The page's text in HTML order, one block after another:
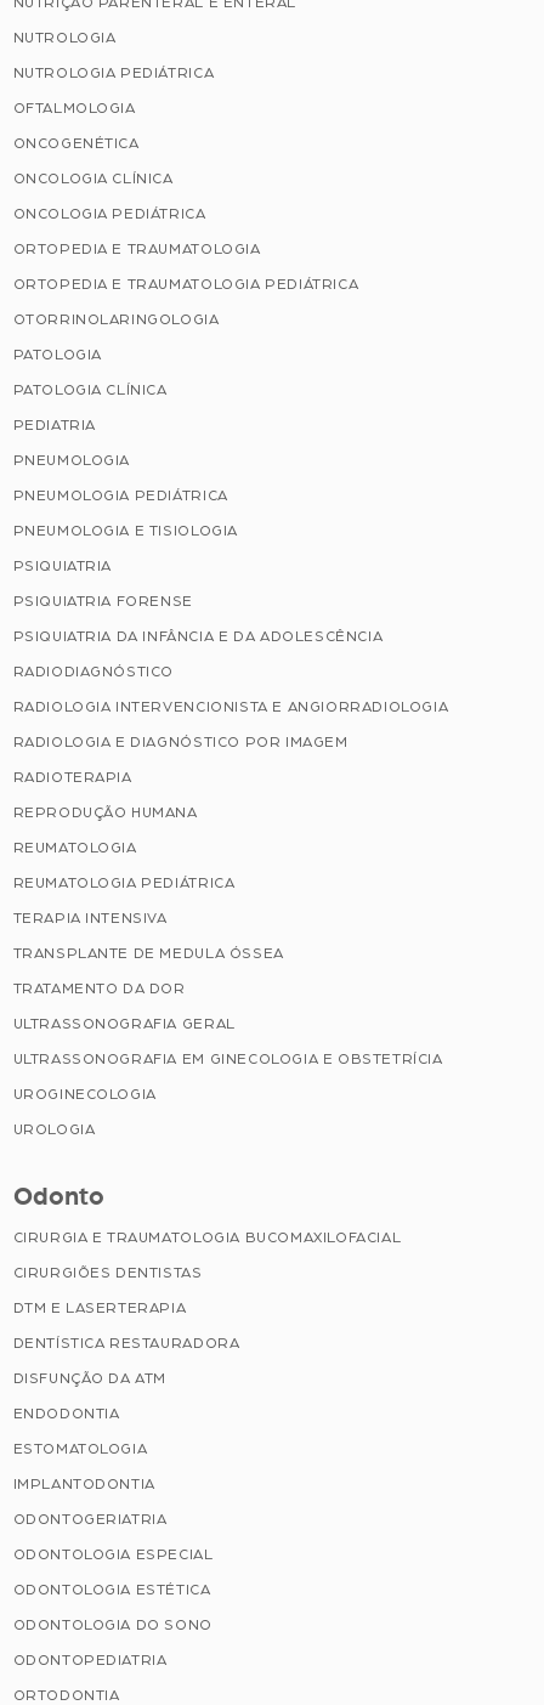
NUTROLOGIA
NUTROLOGIA PEDIÁTRICA
OFTALMOLOGIA
ONCOGENÉTICA
ONCOLOGIA CLÍNICA
ONCOLOGIA PEDIÁTRICA
ORTOPEDIA E TRAUMATOLOGIA
ORTOPEDIA E TRAUMATOLOGIA PEDIÁTRICA
OTORRINOLARINGOLOGIA
PATOLOGIA
PATOLOGIA CLÍNICA
PEDIATRIA
PNEUMOLOGIA
PNEUMOLOGIA PEDIÁTRICA
PNEUMOLOGIA E TISIOLOGIA
PSIQUIATRIA
PSIQUIATRIA FORENSE
PSIQUIATRIA DA INFÂNCIA E DA ADOLESCÊNCIA
RADIODIAGNÓSTICO
RADIOLOGIA INTERVENCIONISTA E ANGIORRADIOLOGIA
RADIOLOGIA E DIAGNÓSTICO POR IMAGEM
RADIOTERAPIA
REPRODUÇÃO HUMANA
REUMATOLOGIA
REUMATOLOGIA PEDIÁTRICA
TERAPIA INTENSIVA
TRANSPLANTE DE MEDULA ÓSSEA
TRATAMENTO DA DOR
ULTRASSONOGRAFIA GERAL
ULTRASSONOGRAFIA EM GINECOLOGIA E OBSTETRÍCIA
UROGINECOLOGIA
UROLOGIA
Odonto
CIRURGIA E TRAUMATOLOGIA BUCOMAXILOFACIAL
CIRURGIÕES DENTISTAS
DTM E LASERTERAPIA
DENTÍSTICA RESTAURADORA
DISFUNÇÃO DA ATM
ENDODONTIA
ESTOMATOLOGIA
IMPLANTODONTIA
ODONTOGERIATRIA
ODONTOLOGIA ESPECIAL
ODONTOLOGIA ESTÉTICA
ODONTOLOGIA DO SONO
ODONTOPEDIATRIA
ORTODONTIA